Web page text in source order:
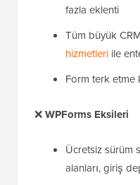
fazla eklenti
Tüm büyük
hizmetleri ile
Form terk etme
❌WPForms Eksileri
Ücretsiz sürüm
alanları, giriş